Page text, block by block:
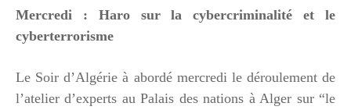
Mercredi : Haro sur la cybercriminalité et le
cyberterrorisme
Le Soir d’Algérie à abordé mercredi le déroulement de
l’atelier d’experts au Palais des nations à Alger sur “le